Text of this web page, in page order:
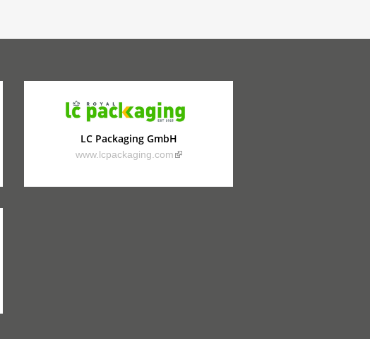
LC Packaging GmbH
www.lcpackaging.com(link is external)